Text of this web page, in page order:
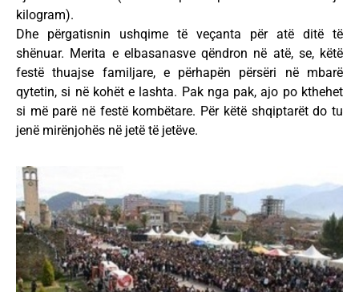
kilogram).
Dhe përgatisnin ushqime të veçanta për atë ditë të
shënuar. Merita e elbasanasve qëndron në atë, se, këtë
festë thuajse familjare, e përhapën përsëri në mbarë
qytetin, si në kohët e lashta. Pak nga pak, ajo po kthehet
si më parë në festë kombëtare. Për këtë shqiptarët do tu
jenë mirënjohës në jetë të jetëve.